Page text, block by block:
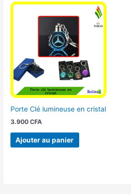
Porte Clé lumineuse en cristal
3.900CFA
Ajouter au panier